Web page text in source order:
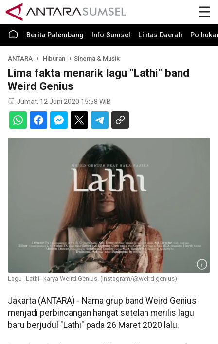
Berita Palembang Info Sumsel Lintas Daerah
ANTARA Hiburan Sinema & Musik
Lima fakta menarik lagu "Lathi" band
Weird Genius
Jumat, 12 Juni 2020 15:58 WIB
Lagu "Lathi" karya Weird Genius. (Instagram/@weird.genius)
Jakarta (ANTARA) - Nama grup band Weird Genius
menjadi perbincangan hangat setelah merilis lagu
baru berjudul "Lathi" pada 26 Maret 2020 lalu.